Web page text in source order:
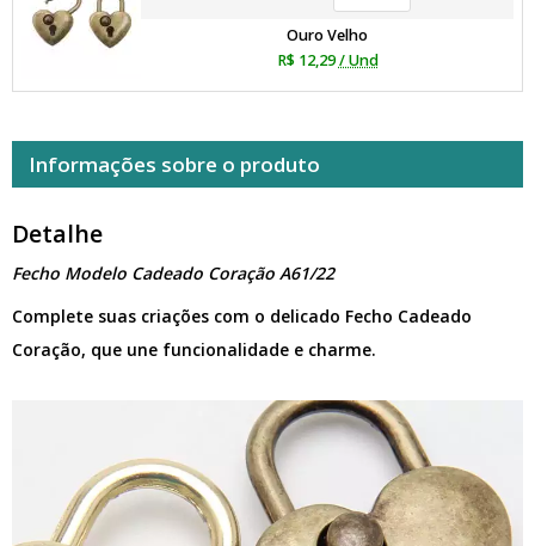
Ouro Velho
R$ 12,29 / Und
Informações sobre o produto
Detalhe
Fecho Modelo Cadeado Coração A61/22
Complete suas criações com o delicado Fecho Cadeado
Coração, que une funcionalidade e charme.